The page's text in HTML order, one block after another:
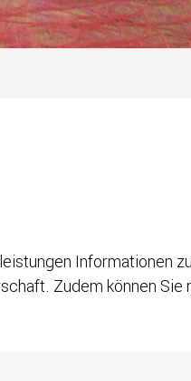
Informationen
Zudem können